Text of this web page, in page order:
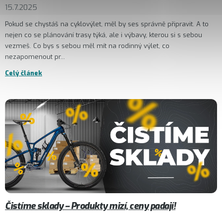
15.7.2025
Pokud se chystáš na cyklovýlet, měl by ses správně připravit. A to
nejen co se plánování trasy týká, ale i výbavy, kterou si s sebou
vezmeš. Co bys s sebou měl mít na rodinný výlet, co
nezapomenout pr...
Celý článek
Čistíme sklady – Produkty mizí, ceny padají!